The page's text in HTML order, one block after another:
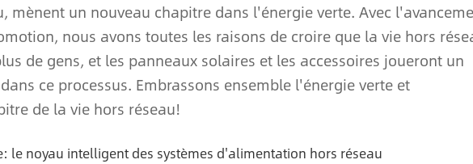
mènent un nouveau chapitre dans l'énergie verte. Avec
nous avons toutes les raisons de croire que la vie hors
de gens, et les panneaux solaires et les accessoires joueront un
ce processus. Embrassons ensemble l'énergie verte et
de la vie hors réseau!
le noyau intelligent des systèmes d'alimentation hors réseau